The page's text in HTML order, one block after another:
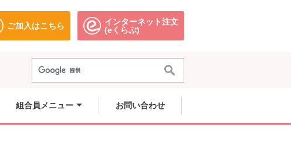
ます。
ご加入はこちら
別のウィンドウで開きます。
インターネット注文
(eくらぶ)別のウィンドウで開きます。
組合員メニュー お問い合わせ